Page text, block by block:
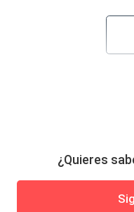
¿Quieres